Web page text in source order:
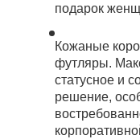
подарок
Кожаные
футляры.
статусное и
решение,